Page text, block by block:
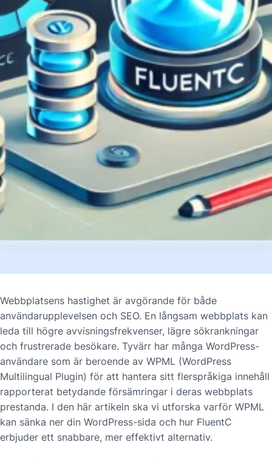
Webbplatsens hastighet är avgörande för både
användarupplevelsen och SEO. En långsam webbplats kan
leda till högre avvisningsfrekvenser, lägre sökrankningar
och frustrerade besökare. Tyvärr har många WordPress-
användare som är beroende av WPML (WordPress
Multilingual Plugin) för att hantera sitt flerspråkiga innehåll
rapporterat betydande försämringar i deras webbplats
prestanda. I den här artikeln ska vi utforska varför WPML
kan sänka ner din WordPress-sida och hur FluentC
erbjuder ett snabbare, mer effektivt alternativ.